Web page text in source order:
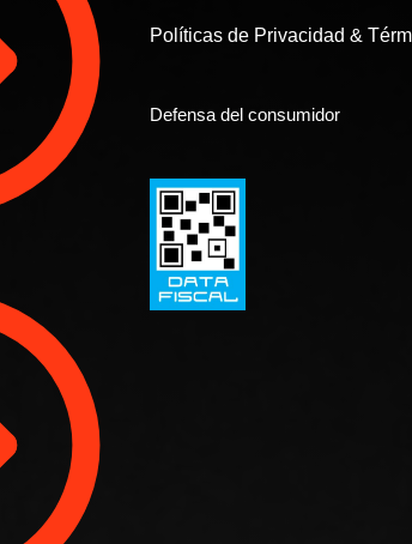
Políticas de Privacidad &
Defensa del consumidor